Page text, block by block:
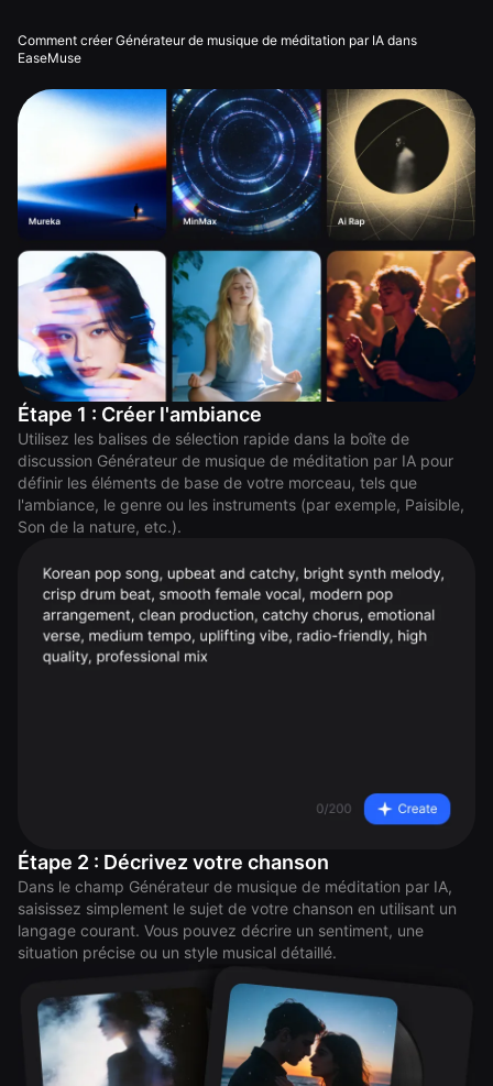
Comment créer Générateur de musique de méditation par IA dans
EaseMuse
Étape 1 : Créer l'ambiance
Utilisez les balises de sélection rapide dans la boîte de
discussion Générateur de musique de méditation par IA pour
définir les éléments de base de votre morceau, tels que
l'ambiance, le genre ou les instruments (par exemple, Paisible,
Son de la nature, etc.).
Étape 2 : Décrivez votre chanson
Dans le champ Générateur de musique de méditation par IA,
saisissez simplement le sujet de votre chanson en utilisant un
langage courant. Vous pouvez décrire un sentiment, une
situation précise ou un style musical détaillé.